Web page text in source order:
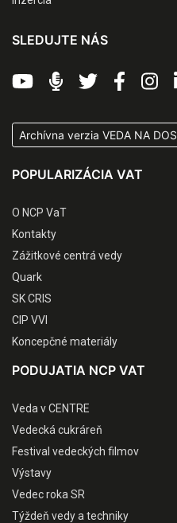
SLEDUJTE NÁS
Archívna verzia VEDA NA
POPULARIZÁCIA VAT
O NCP VaT
Kontakty
Zážitkové centrá vedy
Quark
SK CRIS
CIP VVI
Koncepčné materiály
PODUJATIA NCP VAT
Veda v CENTRE
Vedecká cukráreň
Festival vedeckých filmov
Výstavy
Vedec roka SR
Týždeň vedy a techniky